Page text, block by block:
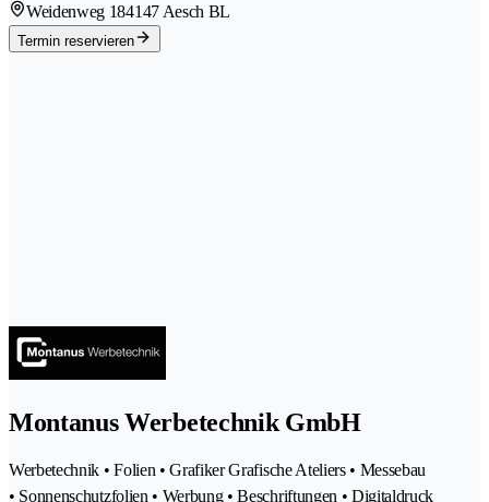
Weidenweg 184147 Aesch BL
Termin reservieren
Montanus Werbetechnik GmbH
Werbetechnik • Folien • Grafiker Grafische Ateliers • Messebau
• Sonnenschutzfolien • Werbung • Beschriftungen • Digitaldruck